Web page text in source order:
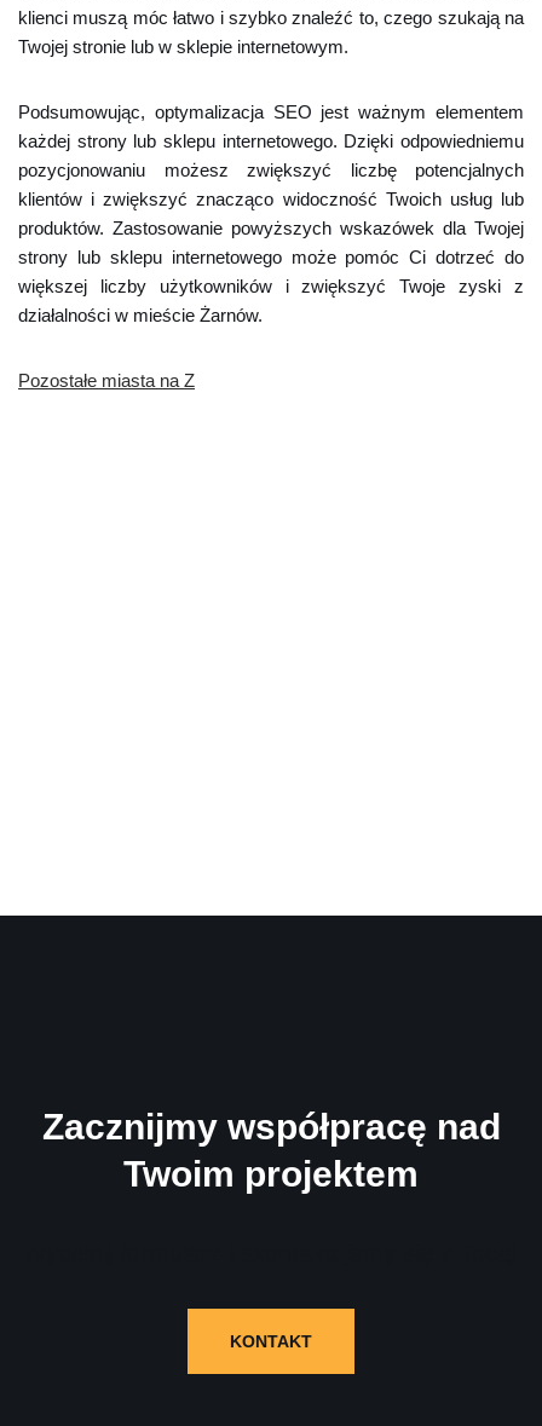
klienci muszą móc łatwo i szybko znaleźć to, czego szukają na
Twojej stronie lub w sklepie internetowym.
Podsumowując, optymalizacja SEO jest ważnym elementem
każdej strony lub sklepu internetowego. Dzięki odpowiedniemu
pozycjonowaniu możesz zwiększyć liczbę potencjalnych
klientów i zwiększyć znacząco widoczność Twoich usług lub
produktów. Zastosowanie powyższych wskazówek dla Twojej
strony lub sklepu internetowego może pomóc Ci dotrzeć do
większej liczby użytkowników i zwiększyć Twoje zyski z
działalności w mieście Żarnów.
Pozostałe miasta na Z
Zacznijmy współpracę nad
Twoim projektem
KONTAKT